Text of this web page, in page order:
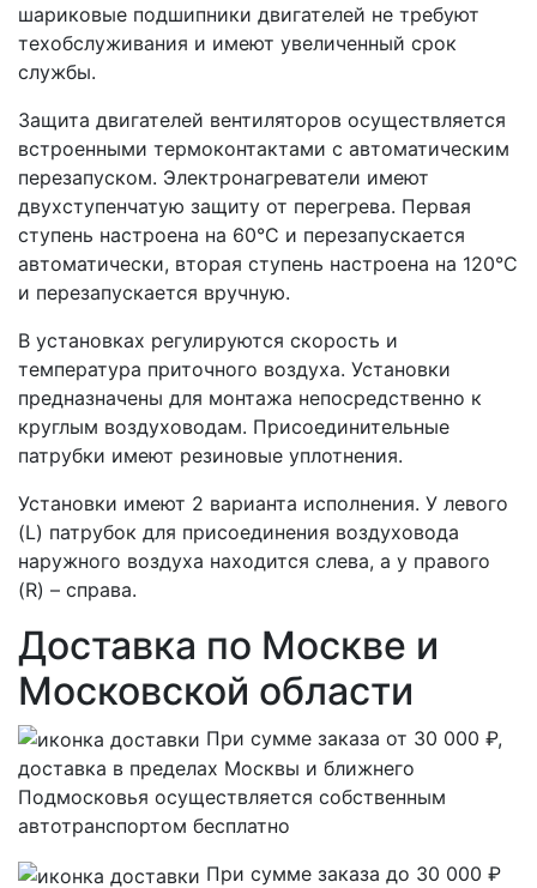
шариковые подшипники двигателей не требуют
техобслуживания и имеют увеличенный срок
службы.
Защита двигателей вентиляторов осуществляется
встроенными термоконтактами с автоматическим
перезапуском. Электронагреватели имеют
двухступенчатую защиту от перегрева. Первая
ступень настроена на 60°С и перезапускается
автоматически, вторая ступень настроена на 120°С
и перезапускается вручную.
В установках регулируются скорость и
температура приточного воздуха. Установки
предназначены для монтажа непосредственно к
круглым воздуховодам. Присоединительные
патрубки имеют резиновые уплотнения.
Установки имеют 2 варианта исполнения. У левого
(L) патрубок для присоединения воздуховода
наружного воздуха находится слева, а у правого
(R) – справа.
Доставка по Москве и
Московской области
При сумме заказа от 30 000 ₽,
доставка в пределах Москвы и ближнего
Подмосковья осуществляется собственным
автотранспортом бесплатно
При сумме заказа до 30 000 ₽